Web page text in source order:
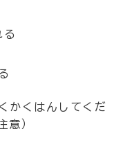
かくはんしてくだ
意）